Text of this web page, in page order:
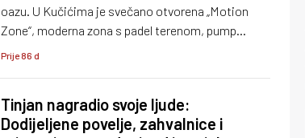
oazu. U Kučićima je svečano otvorena „Motion
Zone“, moderna zona s padel terenom, pump
trackom, vanjskom teretanom i sadržajima za sve
Prije 86 d
Tinjan nagradio svoje ljude:
Dodijeljene povelje, zahvalnice i